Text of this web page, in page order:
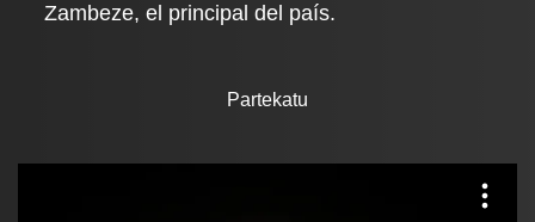
Zambeze, el principal del país.
Partekatu